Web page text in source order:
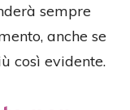
sempre
anche se
così evidente.